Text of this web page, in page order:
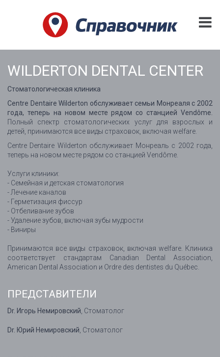
WILDERTON DENTAL CENTER
Стоматологическая клиника
Centre Dentaire Wilderton обслуживает семьи Монреаля с 2002
года, теперь на новом месте рядом со станцией Vendôme.
Полный спектр стоматологических услуг для взрослых и
детей, принимаются все виды страховок, включая welfare.
Centre Dentaire Wilderton обслуживает Монреаль с 2002 года,
теперь на новом месте рядом со станцией Vendôme.
Услуги клиники:
- Семейная и детская стоматология
- Лечение каналов
- Герметизация фиссур
- Отбеливание зубов
- Удаление зубов, включая зубы мудрости
- Виниры
Принимаются все виды страховок, включая welfare. Клиника
соответствует стандартам Canadian Dental Association,
American Dental Association и Ordre des dentistes du Québec.
ПРЕДСТАВИТЕЛИ
Dr. Игорь Немировский , Стоматолог
Dr. Юрий Немировский , Стоматолог